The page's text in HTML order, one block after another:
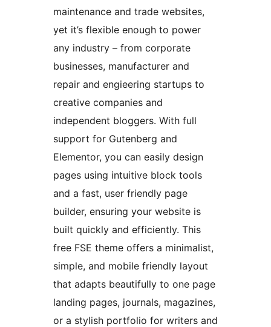
maintenance and trade websites,
yet it’s flexible enough to power
any industry – from corporate
businesses, manufacturer and
repair and engieering startups to
creative companies and
independent bloggers. With full
support for Gutenberg and
Elementor, you can easily design
pages using intuitive block tools
and a fast, user friendly page
builder, ensuring your website is
built quickly and efficiently. This
free FSE theme offers a minimalist,
simple, and mobile friendly layout
that adapts beautifully to one page
landing pages, journals, magazines,
or a stylish portfolio for writers and